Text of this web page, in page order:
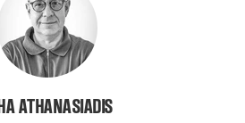
ATHANASIADIS